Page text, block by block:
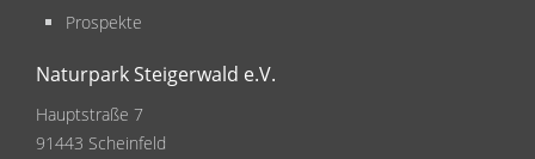
Prospekte
Naturpark Steigerwald e.V.
Hauptstraße 7
91443 Scheinfeld